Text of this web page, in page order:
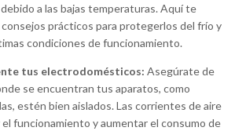
a las bajas temperaturas. Aquí te
prácticos para protegerlos del frío y
condiciones de funcionamiento.
tus electrodomésticos: Asegúrate de
se encuentran tus aparatos, como
estén bien aislados. Las corrientes de aire
funcionamiento y aumentar el consumo de